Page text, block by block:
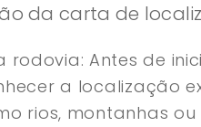
da carta de
rodovia: Antes de
a localização
rios, montanhas